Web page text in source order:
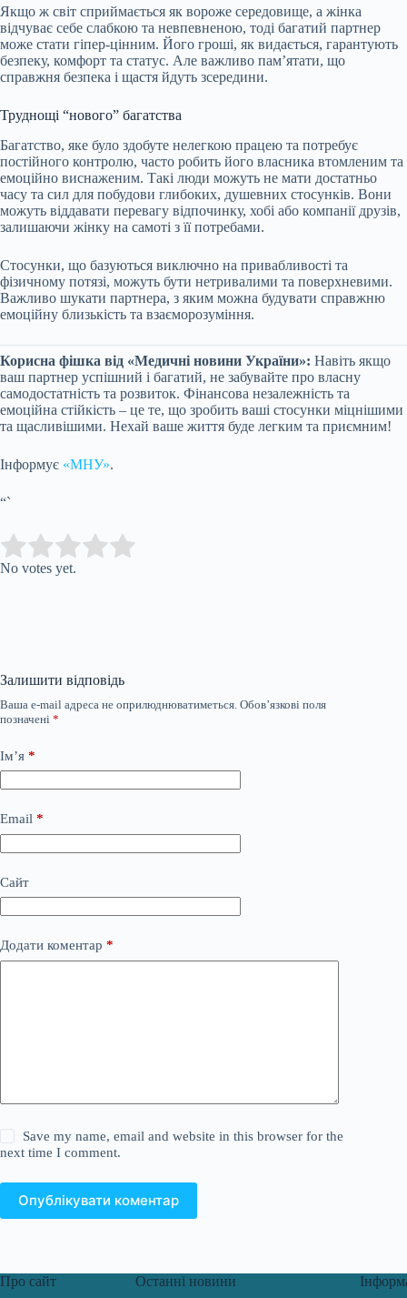
Якщо ж світ сприймається як вороже середовище, а жінка
відчуває себе слабкою та невпевненою, тоді багатий партнер
може стати гіпер-цінним. Його гроші, як видається, гарантують
безпеку, комфорт та статус. Але важливо пам’ятати, що
справжня безпека і щастя йдуть зсередини.
Труднощі “нового” багатства
Багатство, яке було здобуте нелегкою працею та потребує
постійного контролю, часто робить його власника втомленим та
емоційно виснаженим. Такі люди можуть не мати достатньо
часу та сил для побудови глибоких, душевних стосунків. Вони
можуть віддавати перевагу відпочинку, хобі або компанії друзів,
залишаючи жінку на самоті з її потребами.
Стосунки, що базуються виключно на привабливості та
фізичному потязі, можуть бути нетривалими та поверхневими.
Важливо шукати партнера, з яким можна будувати справжню
емоційну близькість та взаєморозуміння.
Корисна фішка від «Медичні новини України»: Навіть якщо
ваш партнер успішний і багатий, не забувайте про власну
самодостатність та розвиток. Фінансова незалежність та
емоційна стійкість – це те, що зробить ваші стосунки міцнішими
та щасливішими. Нехай ваше життя буде легким та приємним!
Інформує «МНУ».
“`
Rate this item:
No votes yet.
Залишити відповідь
Ваша e-mail адреса не оприлюднюватиметься. Обов’язкові поля
позначені *
Ім’я *
Email *
Сайт
Додати коментар *
Save my name, email and website in this browser for the
next time I comment.
Опублікувати коментар
Про сайт Останні новини